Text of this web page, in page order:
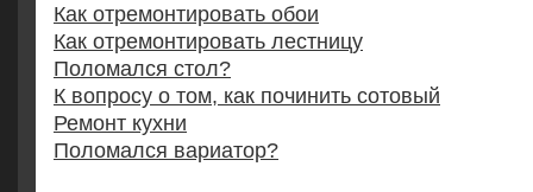
Как отремонтировать обои
Как отремонтировать лестницу
Поломался стол?
К вопросу о том, как починить сотовый
Ремонт кухни
Поломался вариатор?